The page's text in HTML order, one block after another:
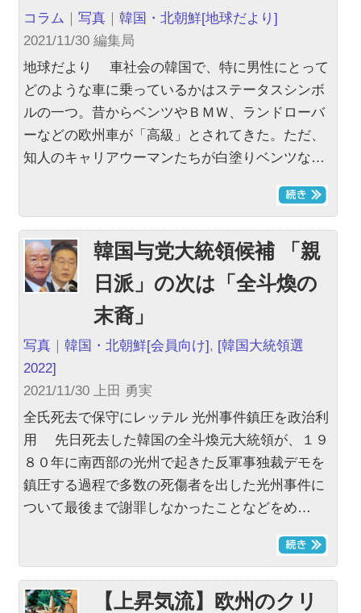
コラム ｜写真 ｜韓国・北朝鮮[地球だより]
2021/11/30 編集局
地球だより 車社会の韓国で、特に男性にとって
どのような車に乗っているかはステータスシンボ
ルの一つ。昔からベンツやＢＭＷ、ランドローバ
ーなどの欧州車が「高級」とされてきた。ただ、
知人のキャリアウーマンたちが白塗りベンツな…
韓国与党大統領候補 「親
日派」の次は「全斗煥の
末裔」
写真 ｜韓国・北朝鮮[会員向け], [韓国大統領選
2022]
2021/11/30 上田 勇実
全氏死去で保守にレッテル 光州事件鎮圧を政治利
用 先日死去した韓国の全斗煥元大統領が、１９
８０年に南西部の光州で起きた反軍事独裁デモを
鎮圧する過程で多数の死傷者を出した光州事件に
ついて最後まで謝罪しなかったことなどをめ…
【上昇気流】欧州のクリ